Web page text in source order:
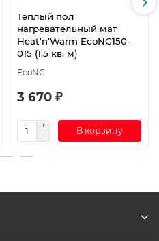
Теплый пол
нагревательный мат
Heat'n'Warm EcoNG150-
015 (1,5 кв. м)
EcoNG
3 670 ₽
В корзину